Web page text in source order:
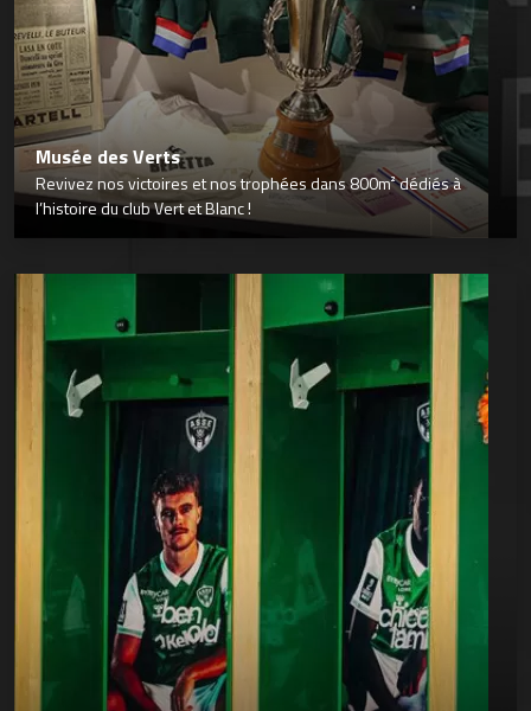
Musée des Verts
Revivez nos victoires et nos trophées dans 800m² dédiés à
l’histoire du club Vert et Blanc !